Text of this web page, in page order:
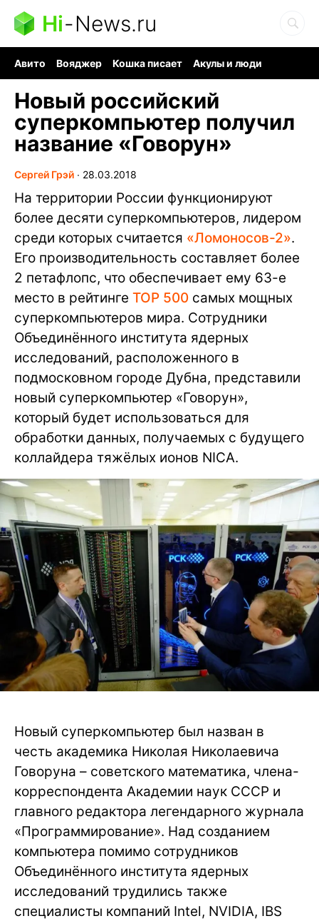
Hi-News.ru
Авито Вояджер Кошка писает
Акулы и люди
Новый российский
суперкомпьютер получил
название «Говорун»
Сергей Грэй ∙ 28.03.2018
На территории России функционируют
более десяти суперкомпьютеров, лидером
среди которых считается «Ломоносов-2».
Его производительность составляет более
2 петафлопс, что обеспечивает ему 63-е
место в рейтинге TOP 500 самых мощных
суперкомпьютеров мира. Сотрудники
Объединённого института ядерных
исследований, расположенного в
подмосковном городе Дубна, представили
новый суперкомпьютер «Говорун»,
который будет использоваться для
обработки данных, получаемых с будущего
коллайдера тяжёлых ионов NICA.
Новый суперкомпьютер был назван в
честь академика Николая Николаевича
Говоруна – советского математика, члена-
корреспондента Академии наук СССР и
главного редактора легендарного журнала
«Программирование». Над созданием
компьютера помимо сотрудников
Объединённого института ядерных
исследований трудились также
специалисты компаний Intel, NVIDIA, IBS